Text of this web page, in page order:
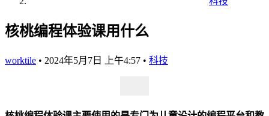
核桃编程体验课用什么
worktile • 2024年5月7日 上午4:57 • 科技